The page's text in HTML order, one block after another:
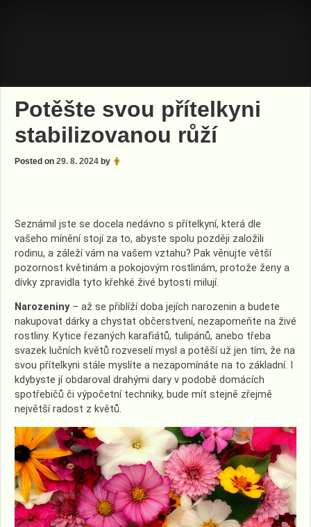
Potěšte svou přítelkyni
stabilizovanou růží
Posted on 29. 8. 2024 by
Seznámil jste se docela nedávno s přítelkyní, která dle
vašeho mínění stojí za to, abyste spolu později založili
rodinu, a záleží vám na vašem vztahu? Pak věnujte větší
pozornost květinám a pokojovým rostlinám, protože ženy a
dívky zpravidla tyto křehké živé bytosti milují.
Narozeniny– až se přiblíží doba jejích narozenin a budete
nakupovat dárky a chystat občerstvení, nezapomeňte na živé
rostliny. Kytice řezaných karafiátů, tulipánů, anebo třeba
svazek lučních květů rozveselí mysl a potěší už jen tím, že na
svou přítelkyni stále myslíte a nezapomínáte na to základní. I
kdybyste jí obdaroval drahými dary v podobě domácích
spotřebičů či výpočetní techniky, bude mít stejně zřejmě
největší radost z květů.